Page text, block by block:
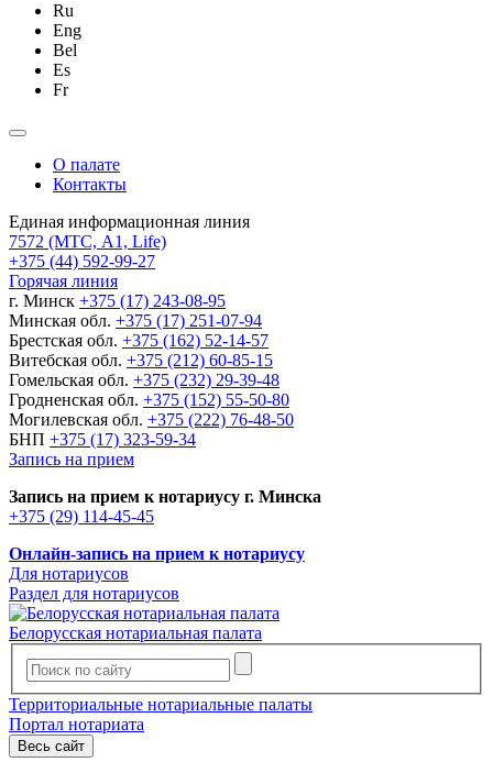
Ru
Eng
Bel
Es
Fr
О палате
Контакты
Единая информационная линия
7572 (МТС, A1, Life)
+375 (44) 592-99-27
Горячая линия
г. Минск +375 (17) 243-08-95
Минская обл. +375 (17) 251-07-94
Брестская обл. +375 (162) 52-14-57
Витебская обл. +375 (212) 60-85-15
Гомельская обл. +375 (232) 29-39-48
Гродненская обл. +375 (152) 55-50-80
Могилевская обл. +375 (222) 76-48-50
БНП +375 (17) 323-59-34
Запись на прием
Запись на прием к нотариусу г. Минска
+375 (29) 114-45-45
Онлайн-запись на прием к нотариусу
Для нотариусов
Раздел для нотариусов
Белорусская нотариальная палата
Территориальные нотариальные палаты
Портал нотариата
Весь сайт